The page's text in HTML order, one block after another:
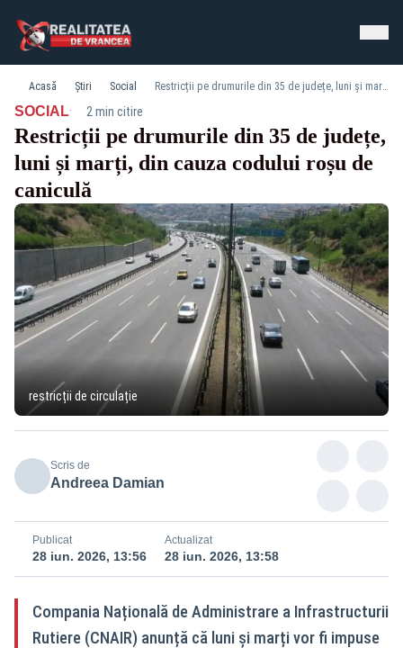
Acasă Știri Social Restricții pe drumurile din 35 de județe, luni și marți, din cauza codului roșu de caniculă
SOCIAL· 2 min citire
Restricții pe drumurile din 35 de județe,
luni și marți, din cauza codului roșu de
caniculă
restricții de circulație
Scris de
Andreea Damian
Publicat
28 iun. 2026, 13:56
Actualizat
28 iun. 2026, 13:58
Compania Națională de Administrare a Infrastructurii
Rutiere (CNAIR) anunță că luni și marți vor fi impuse